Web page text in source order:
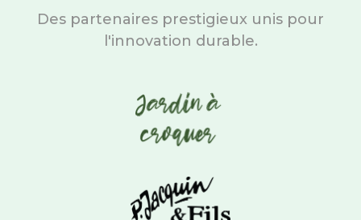
Des partenaires prestigieux unis pour
l'innovation durable.